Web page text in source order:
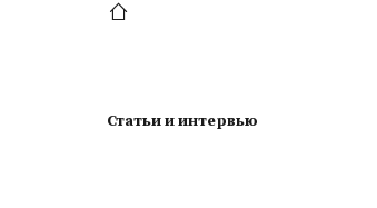
Статьи и интервью